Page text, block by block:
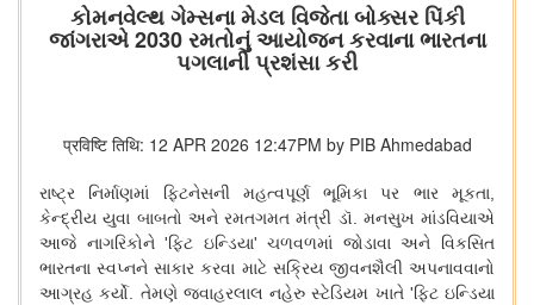
કોમનવેલ્થ ગેમ્સના મેડલ વિજેતા બોક્સર પિંકી
જાંગરાએ 2030 રમતોનું આયોજન કરવાના ભારતના
પગલાની પ્રશંસા કરી
प्रविष्टि तिथि: 12 APR 2026 12:47PM by PIB Ahmedabad
રાષ્ટ્ર નિર્માણમાં ફિટનેસની મહત્વપૂર્ણ ભૂમિકા પર ભાર મૂકતા,
કેન્દ્રીય યુવા બાબતો અને રમતગમત મંત્રી ડૉ. મનસુખ માંડવિયાએ
આજે નાગરિકોને 'ફિટ ઇન્ડિયા'ચળવળમાં જોડાવા અને
વિકસિત
ભારતના સ્વપ્નને સાકાર કરવા માટે સક્રિય જીવનશૈલી અપનાવવાનો
આગ્રહ કર્યો. તેમણે જવાહરલાલ નહેરુ સ્ટેડિયમ ખાતે 'ફિટ ઇન્ડિયા